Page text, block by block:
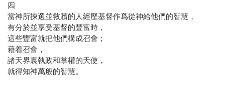
四
當神所揀選並救贖的人經歷基督作爲從神給他們的智慧，
有分於並享受基督的豐富時，
這些豐富就把他們構成召會；
藉着召會，
諸天界裏執政和掌權的天使，
就得知神萬般的智慧。